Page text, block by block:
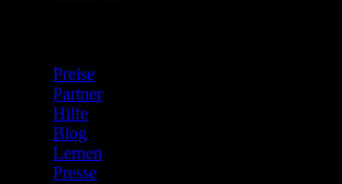
Preise
Partner
Hilfe
Blog
Lernen
Presse